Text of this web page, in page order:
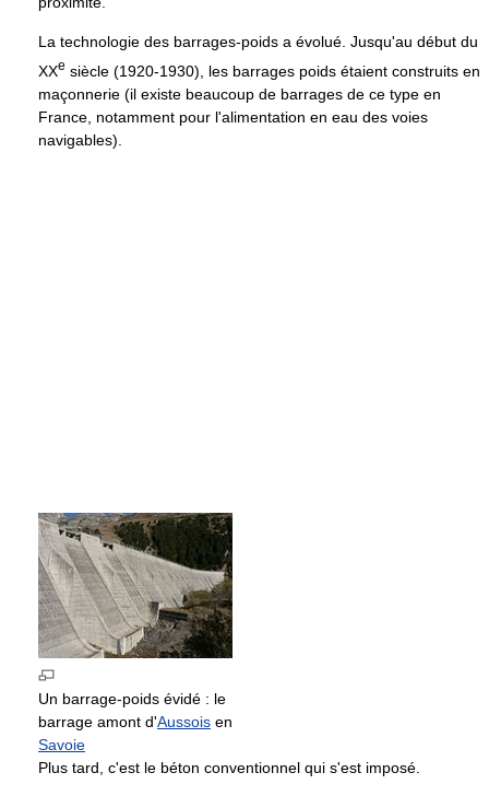
La technologie des barrages-poids a évolué. Jusqu'au début du
XXe siècle (1920-1930), les barrages poids étaient construits en
maçonnerie (il existe beaucoup de barrages de ce type en
France, notamment pour l'alimentation en eau des voies
navigables).
Un barrage-poids évidé : le
barrage amont d'Aussois en
Savoie
Plus tard, c'est le béton conventionnel qui s'est imposé.